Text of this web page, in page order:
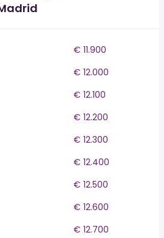
€ 11.900
€ 12.000
€ 12.100
€ 12.200
€ 12.300
€ 12.400
€ 12.500
€ 12.600
€ 12.700